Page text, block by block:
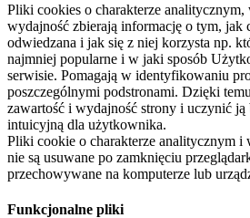
Pliki cookies o charakterze analitycznym,
wydajność zbierają informację o tym, jak
odwiedzana i jak się z niej korzysta np.
najmniej popularne i w jaki sposób
serwisie. Pomagają w identyfikowaniu
poszczególnymi podstronami. Dzięki
zawartość i wydajność strony i uczynić ją
intuicyjną dla użytkownika.
Pliki cookie o charakterze analitycznym i
nie są usuwane po zamknięciu
przechowywane na komputerze lub
Funkcjonalne pliki